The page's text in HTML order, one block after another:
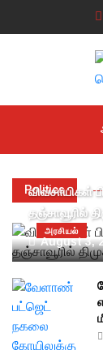
Politics
அரசியல்
விவசாயிகள்
தஞ்சாவூரில்
August 3,